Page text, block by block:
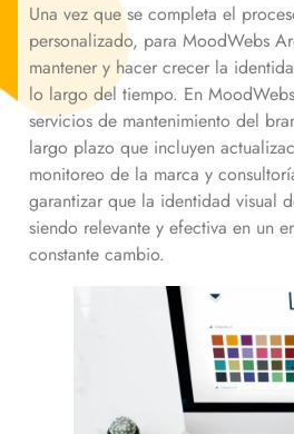
Una vez que se completa el
personalizado, para MoodWebs
mantener y hacer crecer la
lo largo del tiempo. En
servicios de mantenimiento del
largo plazo que incluyen
monitoreo de la marca y
garantizar que la identidad visual
siendo relevante y efectiva en un
constante cambio.